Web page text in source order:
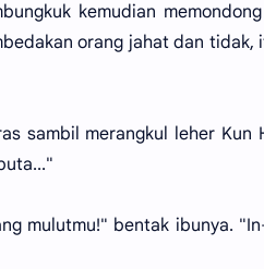
kemudian
orang jahat dan
sambil merangkul leher Kun
mulutmu!" bentak ibunya.